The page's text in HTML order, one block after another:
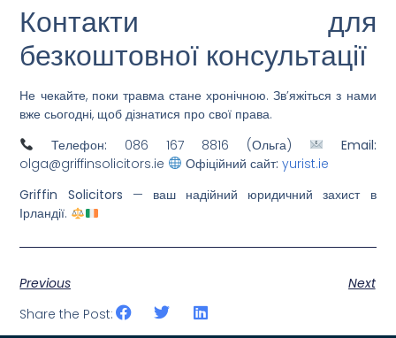
Контакти для
безкоштовної консультації
Не чекайте, поки травма стане хронічною. Зв’яжіться з нами
вже сьогодні, щоб дізнатися про свої права.
Телефон: 086 167 8816 (Ольга)
Email:
olga@griffinsolicitors.ie
Офіційний сайт: yurist.ie
Griffin Solicitors — ваш надійний юридичний захист в
Ірландії.
Previous
Next
Share the Post: